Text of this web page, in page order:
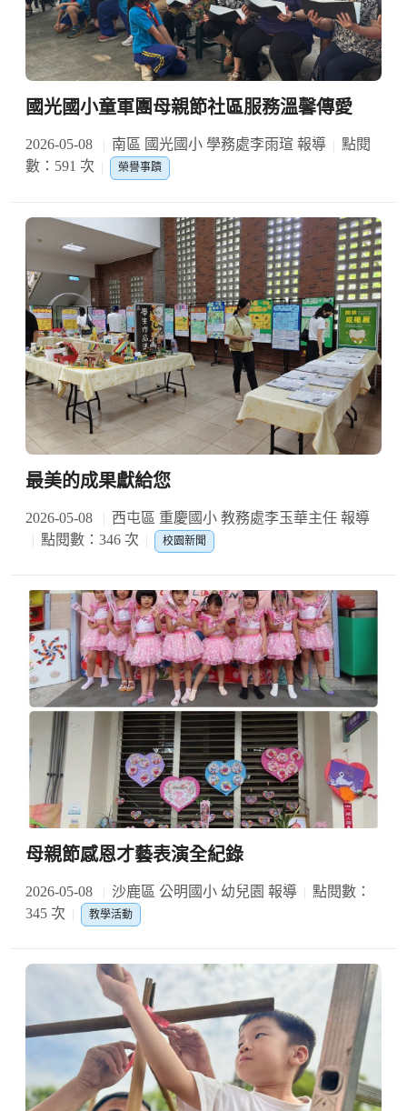
國光國小童軍團母親節社區服務溫馨傳愛
2026-05-08 南區 國光國小 學務處李雨瑄 報導
點閱
數：591 次
榮譽事蹟
最美的成果獻給您
2026-05-08
西屯區 重慶國小 教務處李玉華主任 報導
點閱數：346 次
校園新聞
母親節感恩才藝表演全紀錄
2026-05-08 沙鹿區 公明國小 幼兒園 報導
點閱數：
345 次
教學活動